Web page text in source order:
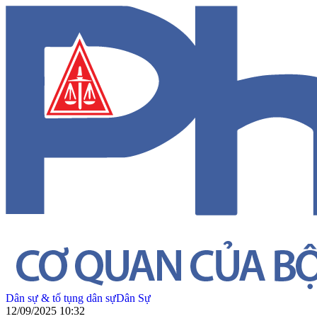
Dân sự & tố tụng dân sựDân Sự
12/09/2025 10:32